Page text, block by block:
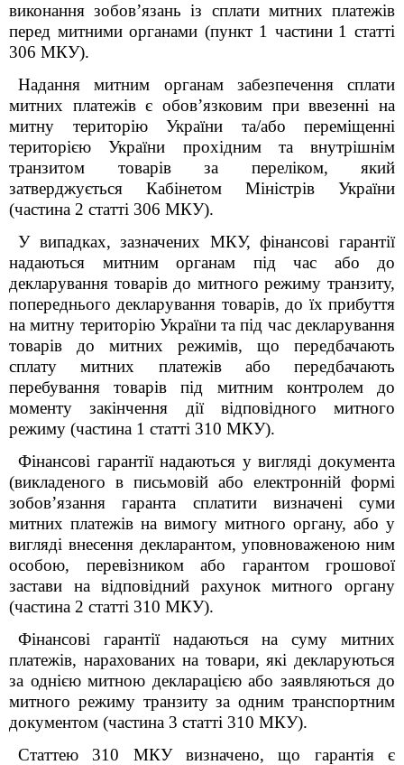
виконання зобов’язань із сплати митних платежів
перед митними органами (пункт 1 частини 1 статті
306 МКУ).
Надання митним органам забезпечення сплати
митних платежів є обов’язковим при ввезенні на
митну територію України та/або переміщенні
територією України прохідним та внутрішнім
транзитом товарів за переліком, який
затверджується Кабінетом Міністрів України
(частина 2 статті 306 МКУ).
У випадках, зазначених МКУ, фінансові гарантії
надаються митним органам під час або до
декларування товарів до митного режиму транзиту,
попереднього декларування товарів, до їх прибуття
на митну територію України та під час декларування
товарів до митних режимів, що передбачають
сплату митних платежів або передбачають
перебування товарів під митним контролем до
моменту закінчення дії відповідного митного
режиму (частина 1 статті 310 МКУ).
Фінансові гарантії надаються у вигляді документа
(викладеного в письмовій або електронній формі
зобов’язання гаранта сплатити визначені суми
митних платежів на вимогу митного органу, або у
вигляді внесення декларантом, уповноваженою ним
особою, перевізником або гарантом грошової
застави на відповідний рахунок митного органу
(частина 2 статті 310 МКУ).
Фінансові гарантії надаються на суму митних
платежів, нарахованих на товари, які декларуються
за однією митною декларацією або заявляються до
митного режиму транзиту за одним транспортним
документом (частина 3 статті 310 МКУ).
Статтею 310 МКУ визначено, що гарантія є